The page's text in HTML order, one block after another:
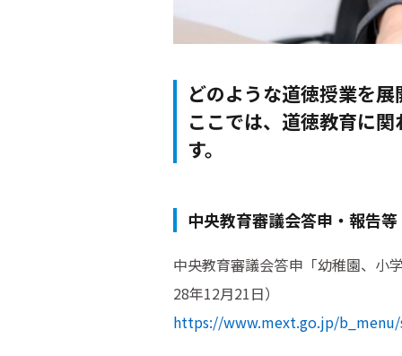
どのような道徳授業を
ここでは、道徳教育に
す。
中央教育審議会答申・報告等
中央教育審議会答申「幼稚園、小
28年12月21日）
https://www.mext.go.jp/